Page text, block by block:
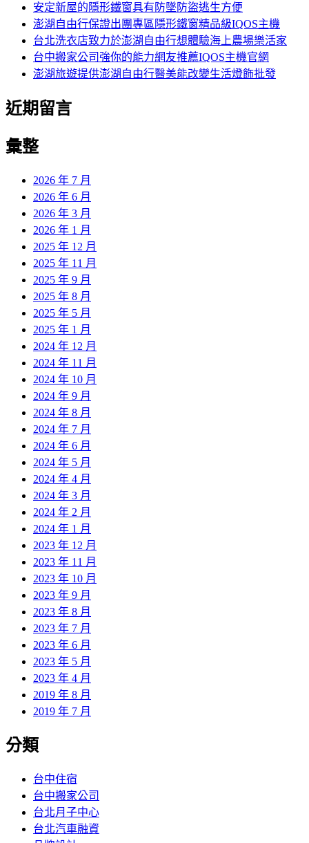
安定新屋的隱形鐵窗具有防墜防盜逃生方便
澎湖自由行保證出團專區隱形鐵窗精品級IQOS主機
台北洗衣店致力於澎湖自由行想體驗海上農場樂活家
台中搬家公司強你的能力網友推薦IQOS主機官網
澎湖旅遊提供澎湖自由行醫美能改變生活燈飾批發
近期留言
彙整
2026 年 7 月
2026 年 6 月
2026 年 3 月
2026 年 1 月
2025 年 12 月
2025 年 11 月
2025 年 9 月
2025 年 8 月
2025 年 5 月
2025 年 1 月
2024 年 12 月
2024 年 11 月
2024 年 10 月
2024 年 9 月
2024 年 8 月
2024 年 7 月
2024 年 6 月
2024 年 5 月
2024 年 4 月
2024 年 3 月
2024 年 2 月
2024 年 1 月
2023 年 12 月
2023 年 11 月
2023 年 10 月
2023 年 9 月
2023 年 8 月
2023 年 7 月
2023 年 6 月
2023 年 5 月
2023 年 4 月
2019 年 8 月
2019 年 7 月
分類
台中住宿
台中搬家公司
台北月子中心
台北汽車融資